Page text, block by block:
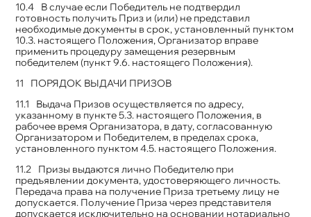
В случае если Победитель не подтвердил
готовность получить Приз и (или) не представил
необходимые документы в срок, установленный пунктом
10.3. настоящего Положения, Организатор вправе
применить процедуру замещения резервным
победителем (пункт 9.6. настоящего Положения).
ПОРЯДОК ВЫДАЧИ ПРИЗОВ
Выдача Призов осуществляется по адресу,
указанному в пункте 5.3. настоящего Положения, в
рабочее время Организатора, в дату, согласованную
Организатором и Победителем, в пределах срока,
установленного пунктом 4.5. настоящего Положения.
Призы выдаются лично Победителю при
предъявлении документа, удостоверяющего личность.
Передача права на получение Приза третьему лицу не
допускается. Получение Приза через представителя
допускается исключительно на основании нотариально